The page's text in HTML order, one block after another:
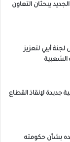
يبحثان التعاون
أبيي لتعزيز
الشعبية
لإنقاذ القطاع
بشأن حكومته